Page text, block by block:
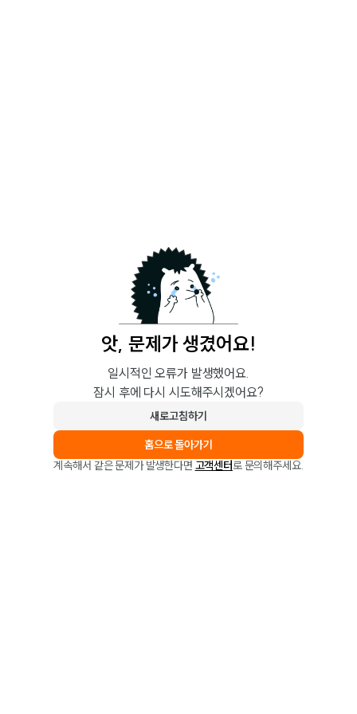
앗, 문제가 생겼어요!
일시적인 오류가 발생했어요.
잠시 후에 다시 시도해주시겠어요?
새로고침하기
홈으로 돌아가기
계속해서 같은 문제가 발생한다면 고객센터로 문의해주세요.